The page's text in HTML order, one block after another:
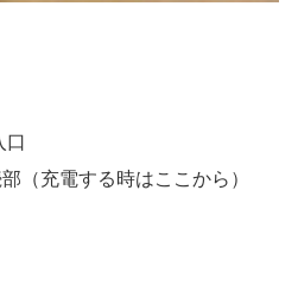
口
（充電する時はここから）